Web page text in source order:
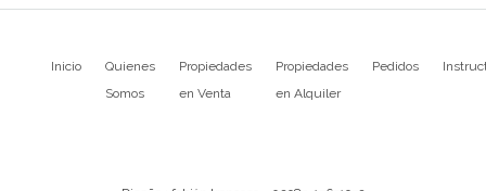
Inicio
Quienes
Somos
Propiedades
en Venta
Propiedades
en Alquiler
Pedidos